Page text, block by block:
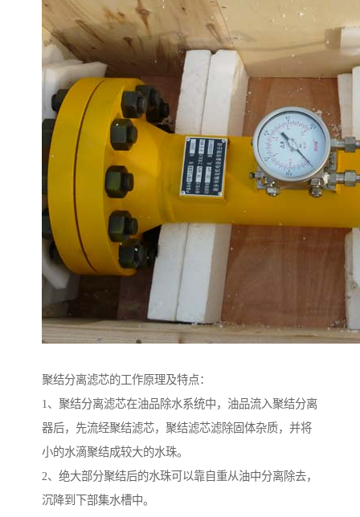
聚结分离滤芯的工作原理及特点：
1、聚结分离滤芯在油品除水系统中，油品流入聚结分离
器后，先流经聚结滤芯，聚结滤芯滤除固体杂质，并将
小的水滴聚结成较大的水珠。
2、绝大部分聚结后的水珠可以靠自重从油中分离除去，
沉降到下部集水槽中。